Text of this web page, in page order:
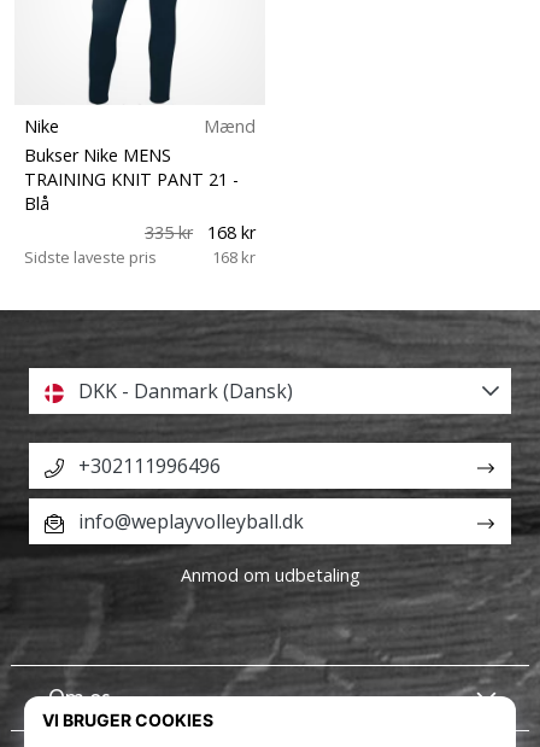
Nike
Mænd
Bukser Nike MENS
TRAINING KNIT PANT 21 -
Blå
335 kr
168 kr
Sidste laveste pris 168 kr
Om os
DKK - Danmark (Dansk)
+302111996496
info@weplayvolleyball.dk
Anmod om udbetaling